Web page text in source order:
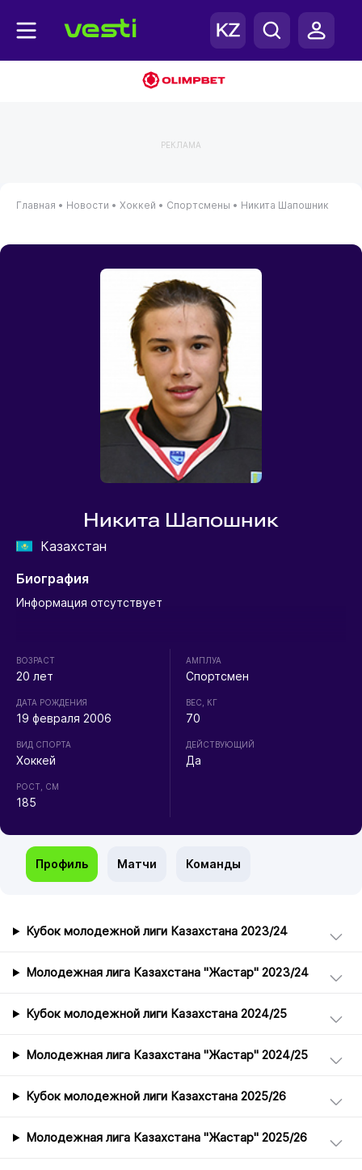
РЕКЛАМА
Главная • Новости • Хоккей • Спортсмены • Никита Шапошник
Никита Шапошник
Казахстан
Биография
Информация отсутствует
ВОЗРАСТ
20 лет
ДАТА РОЖДЕНИЯ
19 февраля 2006
ВИД СПОРТА
Хоккей
РОСТ, СМ
185
АМПЛУА
Спортсмен
ВЕС, КГ
70
ДЕЙСТВУЮЩИЙ
Да
Профиль Матчи Команды
Кубок молодежной лиги Казахстана 2023/24
Молодежная лига Казахстана "Жастар" 2023/24
Кубок молодежной лиги Казахстана 2024/25
Молодежная лига Казахстана "Жастар" 2024/25
Кубок молодежной лиги Казахстана 2025/26
Молодежная лига Казахстана "Жастар" 2025/26